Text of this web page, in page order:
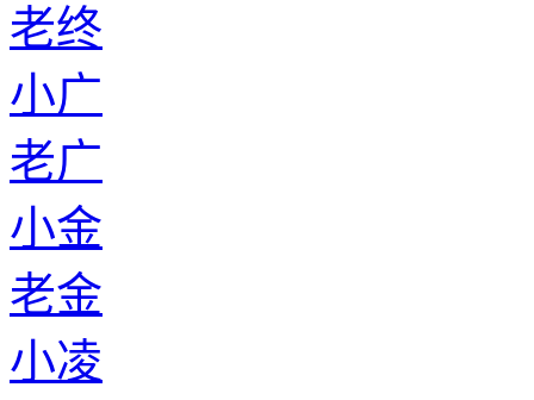
老终
小广
老广
小金
老金
小凌